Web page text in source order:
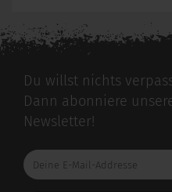
Du willst nichts
Dann abonniere
Newsletter!
Deine
E-